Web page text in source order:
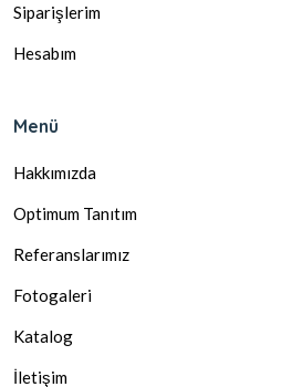
Siparişlerim
Hesabım
Menü
Hakkımızda
Optimum Tanıtım
Referanslarımız
Fotogaleri
Katalog
İletişim